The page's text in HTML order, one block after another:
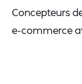
Concepteurs
e-commerce